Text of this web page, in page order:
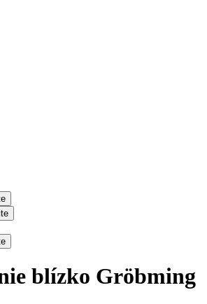
blízko Gröbming